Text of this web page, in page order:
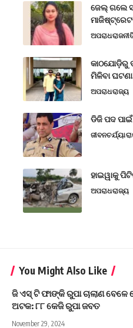
ଜେଲ୍ ଗଲେ
ଅପରାଧ
କାଠଯୋଡ଼ିରୁ
ମିଳିବା ଘଟଣା
ଅପରାଧରାଜ୍ୟ
ଡିଜି ପଦ
ଜୀବନଚର୍ଯ୍ୟା
ହାଇୱାକୁ
ଅପରାଧରାଜ୍ୟ
You Might Also Like
ଜି ଏସ୍ ଟି ଫାଙ୍କି ରୁପା ଚାଲାଣ ବେଳେ
ଅଟକ: ୮୮ କେଜି ରୁପା ଜବତ
November 29, 2024